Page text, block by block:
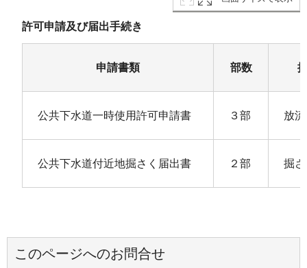
許可申請及び届出手続き
申請書類 部数
公共下水道一時使用許可申請書 ３部 放
公共下水道付近地掘さく届出書 ２部 掘
このページへのお問合せ